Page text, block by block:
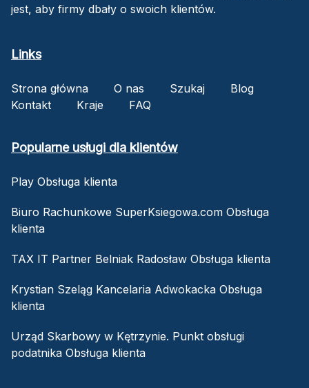
jest, aby firmy dbały o swoich klientów.
Links
Strona główna O nas Szukaj
Blog
Kontakt
Kraje FAQ
Popularne usługi dla klientów
Play Obsługa klienta
Biuro Rachunkowe SuperKsiegowa.com Obsługa
klienta
TAX IT Partner Belniak Radosław Obsługa klienta
Krystian Szeląg Kancelaria Adwokacka Obsługa
klienta
Urząd Skarbowy w Kętrzynie. Punkt obsługi
podatnika Obsługa klienta